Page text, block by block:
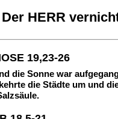
Der HERR
19,23-26
die Sonne war
die Städte um und